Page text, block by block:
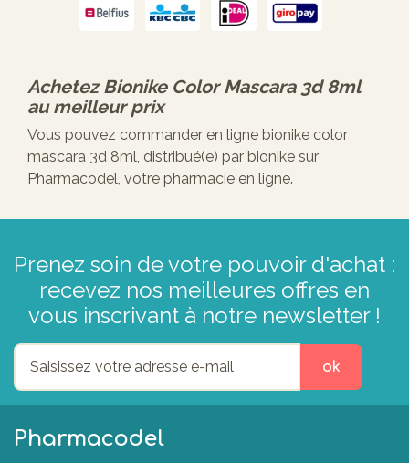
AchetezBionike Color Mascara 3d 8ml
au meilleur prix
Vous pouvez commander en ligne bionike color
mascara 3d 8ml, distribué(e) par bionike sur
Pharmacodel, votre pharmacie en ligne.
Prenez soin de votre pouvoir d'achat :
recevez nos meilleures offres en
vous inscrivant à notre newsletter !
ok
Pharmacodel